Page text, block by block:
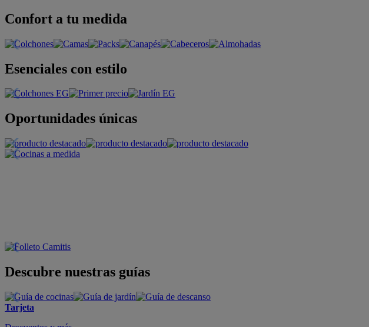
Confort a tu medida
Esenciales con estilo
Oportunidades únicas
Descubre nuestras guías
Tarjeta